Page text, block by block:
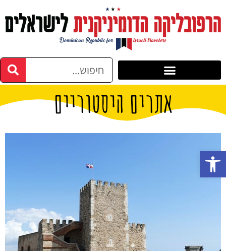
אתרים היסטוריים
פתח סרגל נגישות